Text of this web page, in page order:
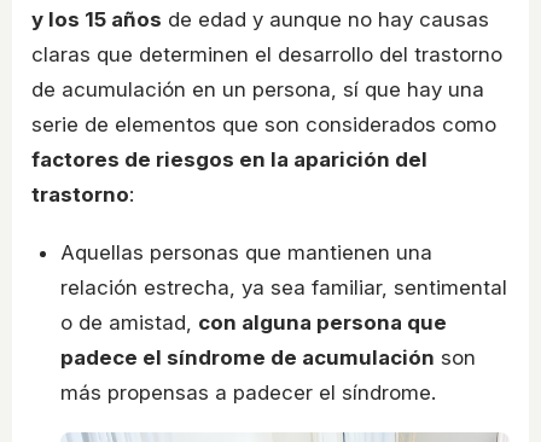
y los 15 años de edad y aunque no hay causas
claras que determinen el desarrollo del trastorno
de acumulación en un persona, sí que hay una
serie de elementos que son considerados como
factores de riesgos en la aparición del
trastorno:
Aquellas personas que mantienen una
relación estrecha, ya sea familiar, sentimental
o de amistad, con alguna persona que
padece el síndrome de acumulación son
más propensas a padecer el síndrome.